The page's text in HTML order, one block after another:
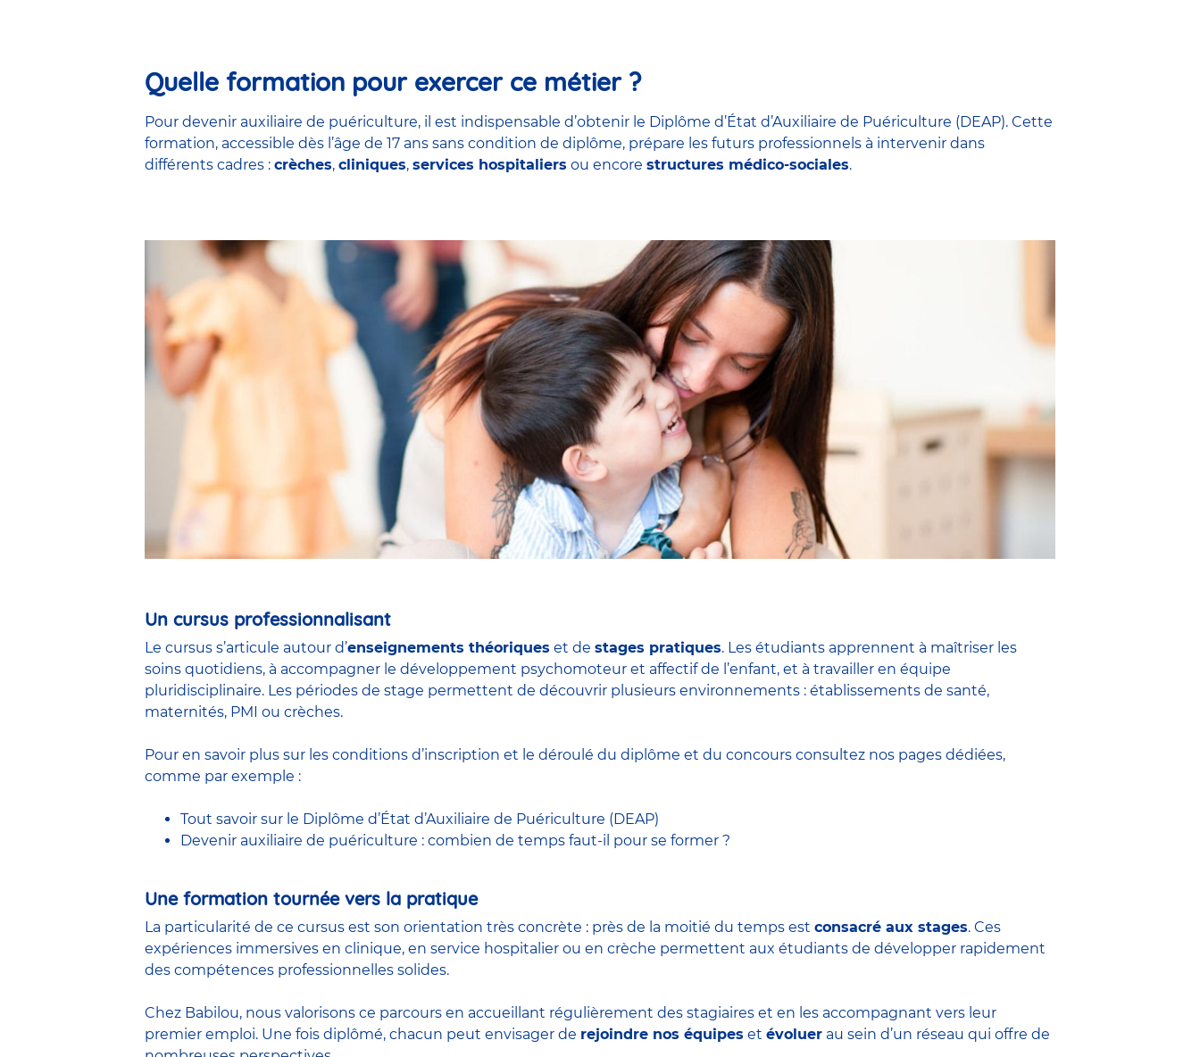
Quelle formation pour exercer ce métier ?
Pour devenir auxiliaire de puériculture, il est indispensable d’obtenir le Diplôme d’État d’Auxiliaire de Puériculture (DEAP). Cette
formation, accessible dès l’âge de 17 ans sans condition de diplôme, prépare les futurs professionnels à intervenir dans
différents cadres : crèches, cliniques, services hospitaliers ou encore structures médico-sociales.
Un cursus professionnalisant
Le cursus s’articule autour d’enseignements théoriques et de stages pratiques. Les étudiants apprennent à maîtriser les
soins quotidiens, à accompagner le développement psychomoteur et affectif de l’enfant, et à travailler en équipe
pluridisciplinaire. Les périodes de stage permettent de découvrir plusieurs environnements : établissements de santé,
maternités, PMI ou crèches.
Pour en savoir plus sur les conditions d’inscription et le déroulé du diplôme et du concours consultez nos pages dédiées,
comme par exemple :
Tout savoir sur le Diplôme d’État d’Auxiliaire de Puériculture (DEAP)
Devenir auxiliaire de puériculture : combien de temps faut-il pour se former ?
Une formation tournée vers la pratique
La particularité de ce cursus est son orientation très concrète : près de la moitié du temps est consacré aux stages. Ces
expériences immersives en clinique, en service hospitalier ou en crèche permettent aux étudiants de développer rapidement
des compétences professionnelles solides.
Chez Babilou, nous valorisons ce parcours en accueillant régulièrement des stagiaires et en les accompagnant vers leur
premier emploi. Une fois diplômé, chacun peut envisager de rejoindre nos équipes et évoluer au sein d’un réseau qui offre de